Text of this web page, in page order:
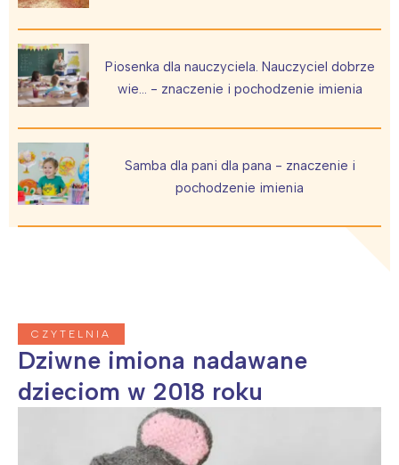
Piosenka dla nauczyciela. Nauczyciel dobrze
wie… - znaczenie i pochodzenie imienia
Samba dla pani dla pana - znaczenie i
pochodzenie imienia
CZYTELNIA
Dziwne imiona nadawane
dzieciom w 2018 roku